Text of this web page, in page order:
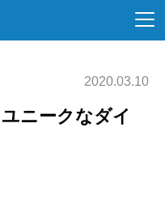
2020.03.10
ニークなダイ